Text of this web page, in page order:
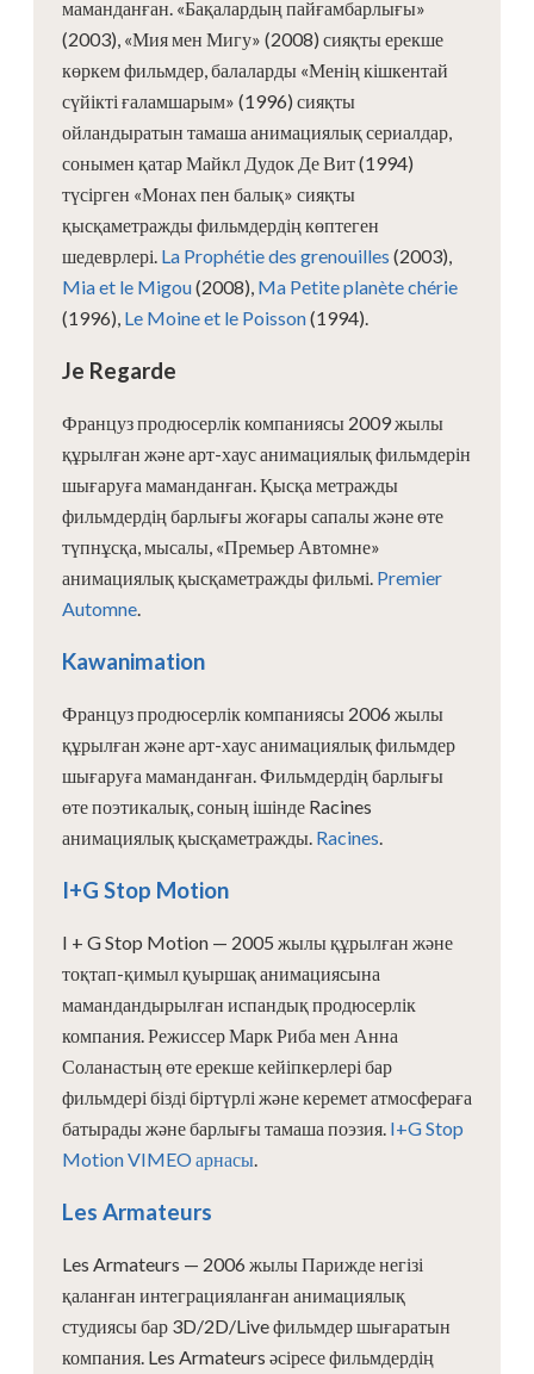
маманданған. «Бақалардың пайғамбарлығы»
(2003), «Мия мен Мигу» (2008) сияқты ерекше
көркем фильмдер, балаларды «Менің кішкентай
сүйікті ғаламшарым» (1996) сияқты
ойландыратын тамаша анимациялық сериалдар,
сонымен қатар Майкл Дудок Де Вит (1994)
түсірген «Монах пен балық» сияқты
қысқаметражды фильмдердің көптеген
шедеврлері. La Prophétie des grenouilles (2003),
Mia et le Migou(2008), Ma Petite planète chérie
(1996), Le Moine et le Poisson(1994).
Je Regarde
Француз продюсерлік компаниясы 2009 жылы
құрылған және арт-хаус анимациялық фильмдерін
шығаруға маманданған. Қысқа метражды
фильмдердің барлығы жоғары сапалы және өте
түпнұсқа, мысалы, «Премьер Автомне»
анимациялық қысқаметражды фильмі. Premier
Automne
Kawanimation
Француз продюсерлік компаниясы 2006 жылы
құрылған және арт-хаус анимациялық фильмдер
шығаруға маманданған. Фильмдердің барлығы
өте поэтикалық, соның ішінде Racines
анимациялық қысқаметражды. Racines
I+G Stop Motion
I + G Stop Motion — 2005 жылы құрылған және
тоқтап-қимыл қуыршақ анимациясына
мамандандырылған испандық продюсерлік
компания. Режиссер Марк Риба мен Анна
Соланастың өте ерекше кейіпкерлері бар
фильмдері бізді біртүрлі және керемет атмосфераға
батырады және барлығы тамаша поэзия. I+G Stop
Motion VIMEO арнасы
Les Armateurs
Les Armateurs — 2006 жылы Парижде негізі
қаланған интеграцияланған анимациялық
студиясы бар 3D/2D/Live фильмдер шығаратын
компания. Les Armateurs әсіресе фильмдердің